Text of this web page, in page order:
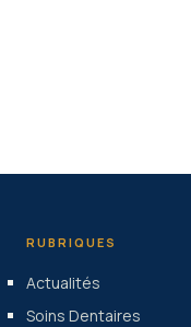
RUBRIQUES
Actualités
Soins Dentaires